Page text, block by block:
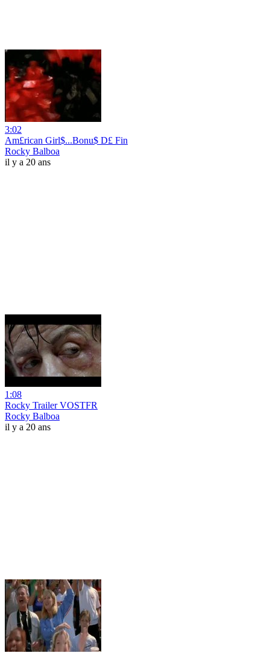
3:02
Am£rican Girl$...Bonu$ D£ Fin
Rocky Balboa
il y a 20 ans
1:08
Rocky Trailer VOSTFR
Rocky Balboa
il y a 20 ans